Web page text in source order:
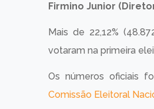
Firmino Junior
Mais de 22,12%
votaram na primeira
Os números oficiais
Comissão Eleitoral